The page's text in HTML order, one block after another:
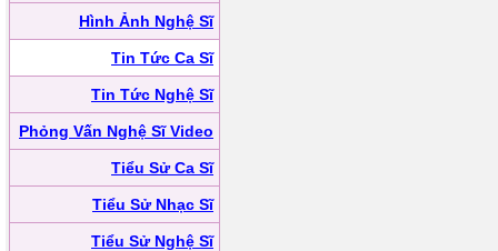
Hình Ảnh Nghệ Sĩ
Tin Tức Ca Sĩ
Tin Tức Nghệ Sĩ
Phỏng Vấn Nghệ Sĩ Video
Tiểu Sử Ca Sĩ
Tiểu Sử Nhạc Sĩ
Tiểu Sử Nghệ Sĩ